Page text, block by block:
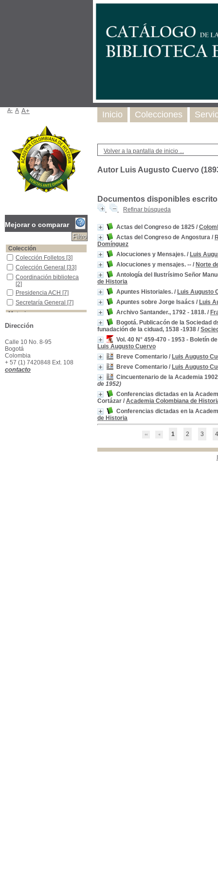
Volver a la pantalla de inicio ...
Autor Luis Augusto Cuervo
Documentos disponibles
Refinar búsqueda
Actas del Congreso de 1825 /
Actas del Congreso de Angostura /
Domínguez
Alocuciones y Mensajes. / Luis
Alocuciones y mensajes. -- / Norte
Antología del Ilustrísimo Señor
de Historia
Apuntes Historiales. / Luis Augusto
Apuntes sobre Jorge Isaács / Luis
Archivo Santander., 1792 - 1818. /
Bogotá. Publicacón de la Sociedad
funadación de la ciduad, 1538 -1938 /
Vol. 40 N° 459-470 - 1953 - Boletín
Luis Augusto Cuervo
Breve Comentario / Luis Augusto
Breve Comentario / Luis Augusto
Cincuentenario de la Academia
de 1952)
Conferencias dictadas en la
Cortázar / Academia Colombiana de
Conferencias dictadas en la
de Historia
1 2 3 4
Inicio Colecciones
A- A A+
Mejorar o comparar
Colección
Colección Folletos
Colección Folletos [3]
Colección General
Colección General [33]
Coordinación biblioteca
Coordinación biblioteca
[2]
Presidencia ACH
Presidencia ACH [7]
Secretaría General
Secretaría General [7]
Materias
Colombia--Historia
Colombia--Historia
Días festivos -Colombia -ensayos, conferencias, etc.
ensayos, conferencias,
etc.
Colombia -Política y gobierno -1819-1827
Colombia -Política y
gobierno -1819-1827
Colombia-ensayos, conferencias, etc
Colombia-ensayos,
Colombia--Política y gobierno--Siglo XIX
Dirección
Calle 10 No. 8-95
Bogotá
Colombia
+ 57 (1) 7420848 Ext. 108
contacto